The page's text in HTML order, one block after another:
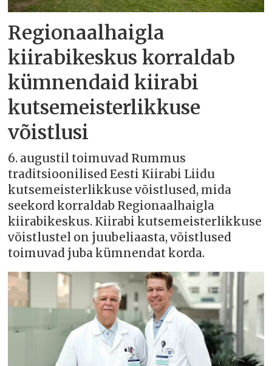
Regionaalhaigla
kiirabikeskus korraldab
kümnendaid kiirabi
kutsemeisterlikkuse
võistlusi
6. augustil toimuvad Rummus
traditsioonilised Eesti Kiirabi Liidu
kutsemeisterlikkuse võistlused, mida
seekord korraldab Regionaalhaigla
kiirabikeskus. Kiirabi kutsemeisterlikkuse
võistlustel on juubeliaasta, võistlused
toimuvad juba kümnendat korda.